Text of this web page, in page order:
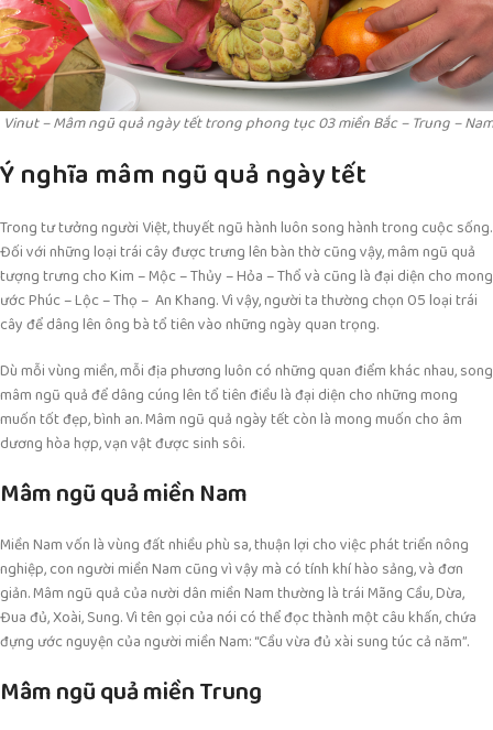
Vinut – Mâm ngũ quả ngày tết trong phong tục 03 miền Bắc – Trung –
Ý nghĩa mâm ngũ quả ngày tết
Trong tư tưởng người Việt, thuyết ngũ hành luôn song hành trong cuộc sống.
Đối với những loại trái cây được trưng lên bàn thờ cũng vậy, mâm ngũ quả
tượng trưng cho Kim – Mộc – Thủy – Hỏa – Thổ và cũng là đại diện cho mong
ước Phúc – Lộc – Thọ – An Khang. Vì vậy, người ta thường chọn 05 loại trái
cây để dâng lên ông bà tổ tiên vào những ngày quan trọng.
Dù mỗi vùng miền, mỗi địa phương luôn có những quan điểm khác nhau, song
mâm ngũ quả để dâng cúng lên tổ tiên điều là đại diện cho những mong
muốn tốt đẹp, bình an. Mâm ngũ quả ngày tết còn là mong muốn cho âm
dương hòa hợp, vạn vật được sinh sôi.
Mâm ngũ quả miền Nam
Miền Nam vốn là vùng đất nhiều phù sa, thuận lợi cho việc phát triển nông
nghiệp, con người miền Nam cũng vì vậy mà có tính khí hào sảng, và đơn
giản. Mâm ngũ quả của nười dân miền Nam thường là trái Mãng Cầu, Dừa,
Đua đủ, Xoài, Sung. Vì tên gọi của nói có thể đọc thành một câu khấn, chứa
đựng ước nguyện của người miền Nam: “Cầu vừa đủ xài sung túc cả năm”.
Mâm ngũ quả miền Trung